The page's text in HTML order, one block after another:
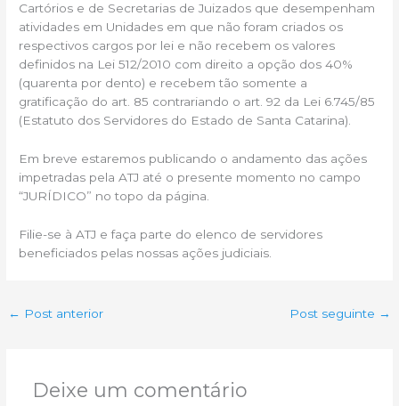
Cartórios e de Secretarias de Juizados que desempenham
atividades em Unidades em que não foram criados os
respectivos cargos por lei e não recebem os valores
definidos na Lei 512/2010 com direito a opção dos 40%
(quarenta por dento) e recebem tão somente a
gratificação do art. 85 contrariando o art. 92 da Lei 6.745/85
(Estatuto dos Servidores do Estado de Santa Catarina).
Em breve estaremos publicando o andamento das ações
impetradas pela ATJ até o presente momento no campo
“JURÍDICO” no topo da página.
Filie-se à ATJ e faça parte do elenco de servidores
beneficiados pelas nossas ações judiciais.
← Post anterior Post seguinte →
Deixe um comentário